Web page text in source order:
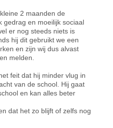
2 maanden de
gedrag en moeilijk sociaal
er nog steeds niets is
hij dit gebruikt we een
en zijn wij dus alvast
melden.
feit dat hij minder vlug in
van de school. Hij gaat
en kan alles beter
dat het zo blijft of zelfs nog